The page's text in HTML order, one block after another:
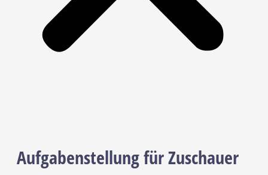
Aufgabenstellung für Zuschauer